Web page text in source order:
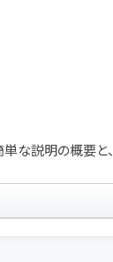
な説明の概要と